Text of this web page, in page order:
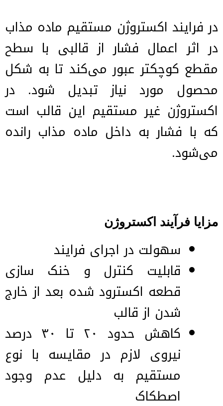
در فرایند اکستروژن مستقیم ماده مذاب
در اثر اعمال فشار از قالبی با سطح
مقطع کوچکتر عبور می‌کند تا به شکل
محصول مورد نیاز تبدیل شود. در
اکستروژن غیر مستقیم این قالب است
که با فشار به داخل ماده مذاب رانده
می‌شود.
مزایا فرآیند اکستروژن
سهولت در اجرای فرایند
قابلیت کنترل و خنک سازی
قطعه اکسترود شده بعد از خارج
شدن از قالب
کاهش حدود ۲۰ تا ۳۰ درصد
نیروی لازم در مقایسه با نوع
مستقیم به دلیل عدم وجود
اصطکاک